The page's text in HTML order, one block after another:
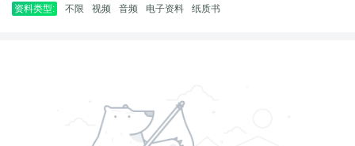
资料类型: 不限 视频 音频 电子资料 纸质书